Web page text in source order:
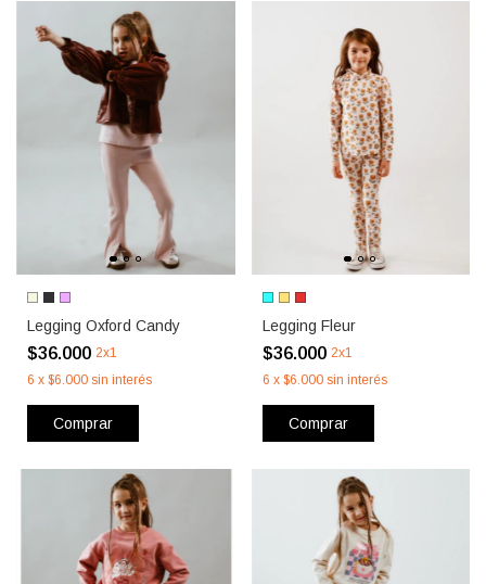
Legging Oxford Candy
$36.000 2x1
6 x $6.000 sin interés
Comprar
Legging Fleur
$36.000 2x1
6 x $6.000 sin interés
Comprar